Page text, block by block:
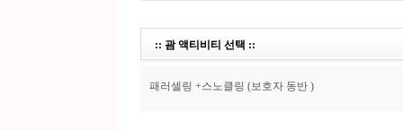
:: 괌 액티비티 선택 ::
패러셀링 +스노클링 (보호자 동반 )